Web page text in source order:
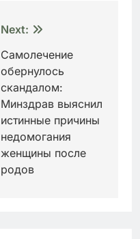
Next:
Самолечение
обернулось
скандалом:
Минздрав выяснил
истинные причины
недомогания
женщины после
родов